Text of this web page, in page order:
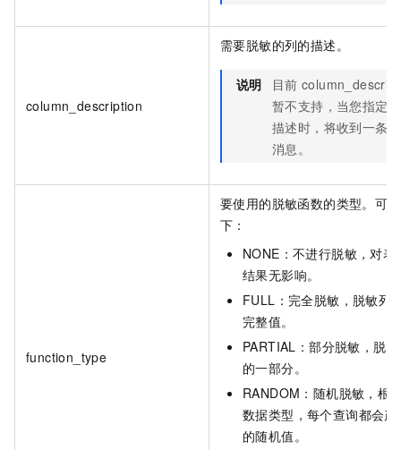
column_description
需要脱敏的列的描述。
说明 目前
暂不支持，当您指定
描述时，将收到一条
消息。
function_type
要使用的脱敏函数的类型。可
下：
NONE：不进行脱敏，对表
结果无影响。
FULL：完全脱敏，脱敏列
完整值。
PARTIAL：部分脱敏，脱
的一部分。
RANDOM：随机脱敏，根
数据类型，每个查询都会产
的随机值。